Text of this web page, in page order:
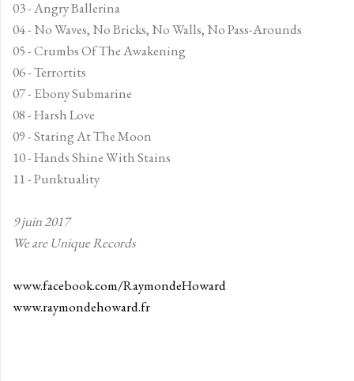
03 - Angry Ballerina
04 - No Waves, No Bricks, No Walls, No Pass-Arounds
05 - Crumbs Of The Awakening
06 - Terrortits
07 - Ebony Submarine
08 - Harsh Love
09 - Staring At The Moon
10 - Hands Shine With Stains
11 - Punktuality
9 juin 2017
We are Unique Records
www.facebook.com/RaymondeHoward
www.raymondehoward.fr